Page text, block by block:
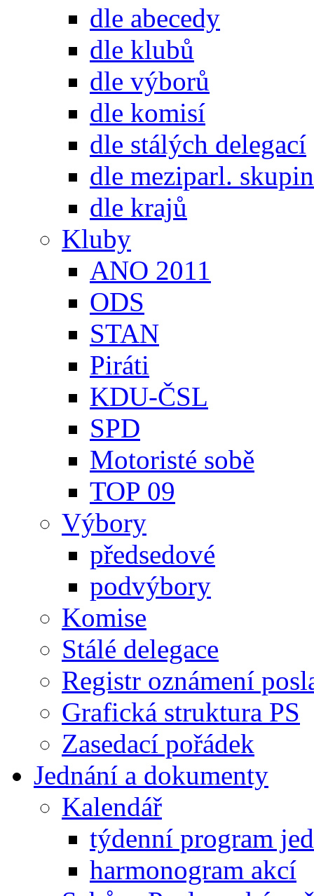
dle abecedy
dle klubů
dle výborů
dle komisí
dle stálých delegací
dle meziparl. skupin
dle krajů
Kluby
ANO 2011
ODS
STAN
Piráti
KDU-ČSL
SPD
Motoristé sobě
TOP 09
Výbory
předsedové
podvýbory
Komise
Stálé delegace
Registr oznámení
Grafická struktura PS
Zasedací pořádek
Jednání a dokumenty
Kalendář
týdenní program
harmonogram akcí